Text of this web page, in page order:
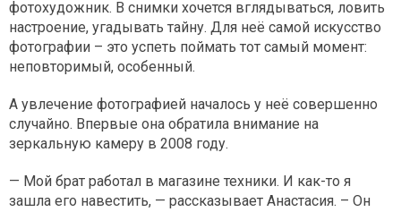
фотохудожник. В снимки хочется вглядываться, ловить
настроение, угадывать тайну. Для неё самой искусство
фотографии – это успеть поймать тот самый момент:
неповторимый, особенный.
А увлечение фотографией началось у неё совершенно
случайно. Впервые она обратила внимание на
зеркальную камеру в 2008 году.
— Мой брат работал в магазине техники. И как-то я
зашла его навестить, — рассказывает Анастасия. – Он